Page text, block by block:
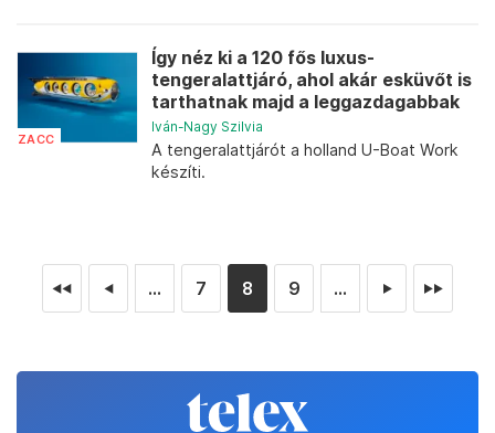
ZACC
Így néz ki a 120 fős luxus-
tengeralattjáró, ahol akár esküvőt is
tarthatnak majd a leggazdagabbak
Iván-Nagy Szilvia
A tengeralattjárót a holland U-Boat Work
készíti.
◄◄ ◄ ... 7 8 9 ... ► ►►